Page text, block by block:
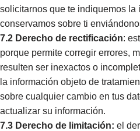
solicitarnos que te indiquemos la
conservamos sobre ti
7.2 Derecho de rectificación:
porque permite corregir errores,
resulten ser inexactos o
la información objeto de
sobre cualquier cambio en tus
actualizar su información.
7.3 Derecho de limitación: el